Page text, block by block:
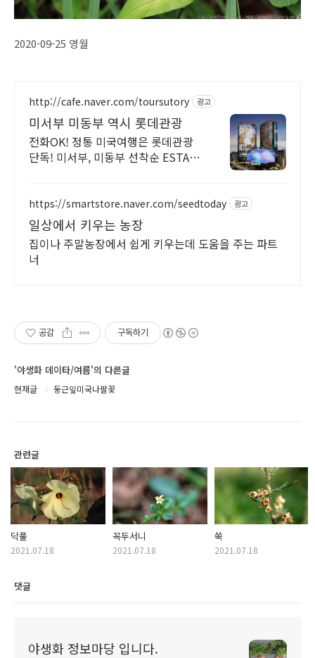
2020-09-25 영월
http://cafe.naver.com/toursutory 광고
미서부 미동부 역시 롯데관광
전화OK! 정통 미국여행은 롯데관광
단독! 미서부, 미동부 선착순 ESTA
https://smartstore.naver.com/seedtoday 광고
일상에서 키우는 농장
집이나 주말농장에서 쉽게 키우는데 도움을 주는 파트
너
공감 구독하기
'야생화 데이타/여름'의 다른글
현재글 둥근잎미국나팔꽃
관련글
닥풀
2021.07.18
꼭두서니
2021.07.18
쑥
2021.07.18
댓글
야생화 정보마당 입니다.